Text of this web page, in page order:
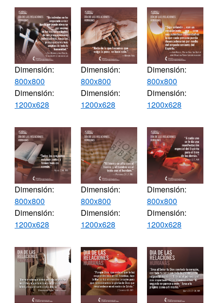
Dimensión:
800x800
Dimensión:
1200x628
Dimensión:
800x800
Dimensión:
1200x628
Dimensión:
800x800
Dimensión:
1200x628
Dimensión:
800x800
Dimensión:
1200x628
Dimensión:
800x800
Dimensión:
1200x628
Dimensión:
800x800
Dimensión:
1200x628